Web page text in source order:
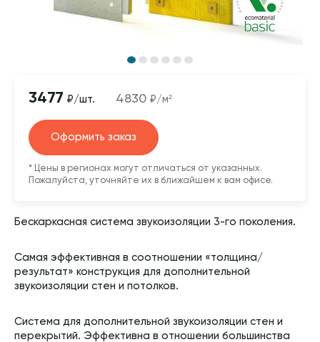
3477 ₽/шт. 4830 ₽/м²
Оформить заказ
* Цены в регионах могут отличаться от указанных.
Пожалуйста, уточняйте их в ближайшем к вам офисе.
Бескаркасная система звукоизоляции 3-го поколения.
Самая эффективная в соотношении «толщина/
результат» конструкция для дополнительной
звукоизоляции стен и потолков.
Система для дополнительной звукоизоляции стен и
перекрытий. Эффективна в отношении большинства